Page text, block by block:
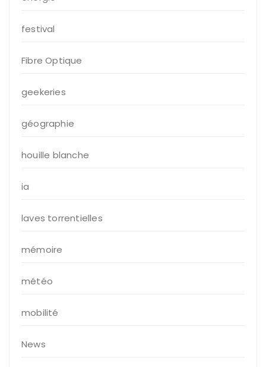
festival
Fibre Optique
geekeries
géographie
houille blanche
ia
laves torrentielles
mémoire
météo
mobilité
News